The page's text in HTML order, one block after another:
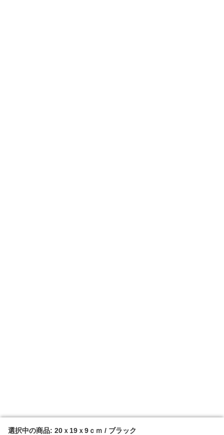
選択中の商品: 20ｘ19ｘ9ｃｍ / ブラック
選択中の商品: 20ｘ19ｘ9ｃｍ / ブラック